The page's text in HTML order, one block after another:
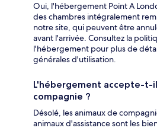
Oui, l'hébergement Point A
des chambres intégralement
notre site, qui peuvent être
avant l'arrivée. Consultez la
l'hébergement pour plus de
générales d'utilisation.
L'hébergement accepte-t-
compagnie ?
Désolé, les animaux de
animaux d'assistance sont les